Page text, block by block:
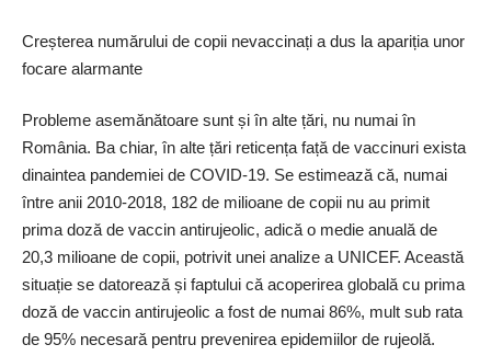
Creșterea numărului de copii nevaccinați a dus la apariția unor
focare alarmante
Probleme asemănătoare sunt și în alte țări, nu numai în
România. Ba chiar, în alte țări reticența față de vaccinuri exista
dinaintea pandemiei de COVID-19. Se estimează că, numai
între anii 2010-2018, 182 de milioane de copii nu au primit
prima doză de vaccin antirujeolic, adică o medie anuală de
20,3 milioane de copii, potrivit unei analize a UNICEF. Această
situație se datorează și faptului că acoperirea globală cu prima
doză de vaccin antirujeolic a fost de numai 86%, mult sub rata
de 95% necesară pentru prevenirea epidemiilor de rujeolă.